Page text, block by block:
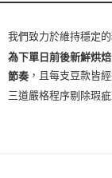
我們致力於維持穩定
為下單日前後新鮮烘焙
節奏，且每支豆款皆
三道嚴格程序剔除瑕